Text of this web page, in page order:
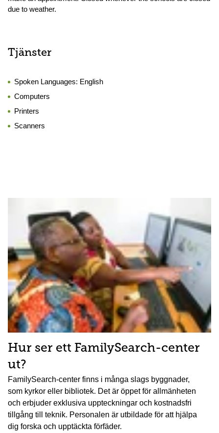
due to weather.
Tjänster
Spoken Languages: English
Computers
Printers
Scanners
Hur ser ett FamilySearch-center
ut?
FamilySearch-center finns i många slags byggnader,
som kyrkor eller bibliotek. Det är öppet för allmänheten
och erbjuder exklusiva uppteckningar och kostnadsfri
tillgång till teknik. Personalen är utbildade för att hjälpa
dig forska och upptäckta förfäder.